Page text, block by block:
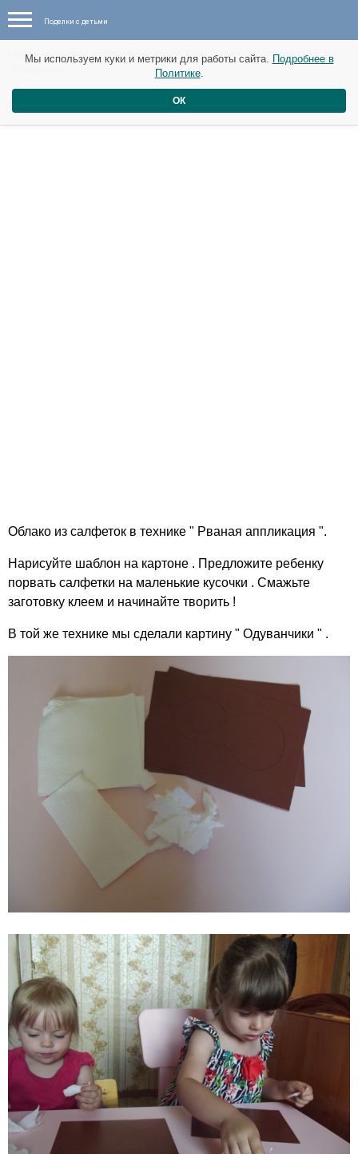
Поделки с детьми
Новые темы в сообществе Поделки с детьми от 12
Облако из салфеток .
Облако из салфеток в технике " Рваная аппликация ".
Нарисуйте шаблон на картоне . Предложите ребенку
порвать салфетки на маленькие кусочки . Смажьте
заготовку клеем и начинайте творить !
В той же технике мы сделали картину " Одуванчики " .
Мы используем куки и метрики для работы сайта. Подробнее в
Политике.
ОК